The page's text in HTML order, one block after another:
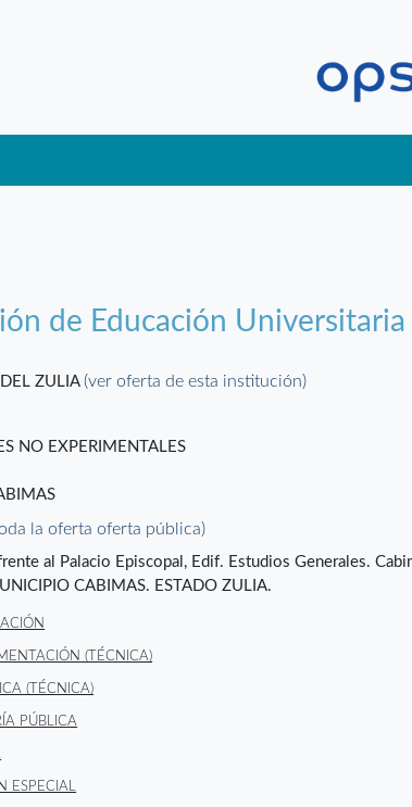
de Educación Universitaria
ZULIA(ver oferta de esta institución)
NO EXPERIMENTALES
la oferta oferta pública)
al Palacio Episcopal, Edif. Estudios Generales.
CABIMAS. ESTADO ZULIA.
(TÉCNICA)
(TÉCNICA)
PÚBLICA
ESPECIAL